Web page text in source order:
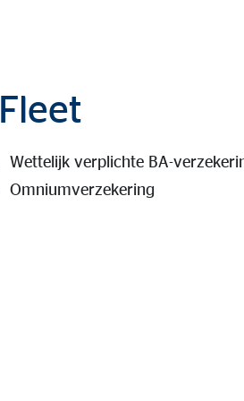
Fleet
Wettelijk verplichte BA-
Omniumverzekering